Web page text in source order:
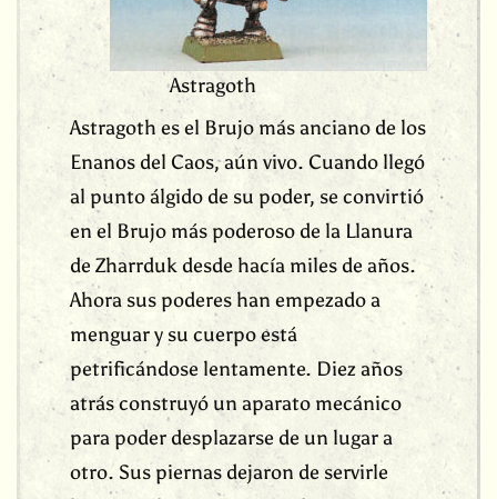
Astragoth
Astragoth es el Brujo más anciano de los
Enanos del Caos, aún vivo. Cuando llegó
al punto álgido de su poder, se convirtió
en el Brujo más poderoso de la Llanura
de Zharrduk desde hacía miles de años.
Ahora sus poderes han empezado a
menguar y su cuerpo está
petrificándose lentamente. Diez años
atrás construyó un aparato mecánico
para poder desplazarse de un lugar a
otro. Sus piernas dejaron de servirle